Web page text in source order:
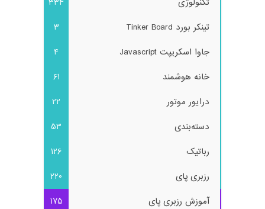
تینکر بورد Tinker Board
3
جاوا اسکریپت Javascript
4
خانه هوشمند
61
درایور موتور
22
دسته‌بندی
53
رباتیک
126
رزبری پای
220
آموزش رزبری پای
175